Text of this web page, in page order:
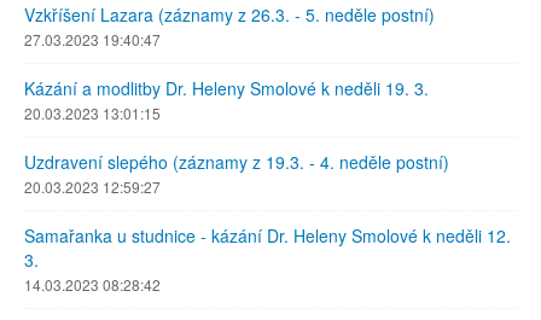
Vzkříšení Lazara (záznamy z 26.3. - 5. neděle postní)
27.03.2023 19:40:47
Kázání a modlitby Dr. Heleny Smolové k neděli 19. 3.
20.03.2023 13:01:15
Uzdravení slepého (záznamy z 19.3. - 4. neděle postní)
20.03.2023 12:59:27
Samařanka u studnice - kázání Dr. Heleny Smolové k neděli 12.
3.
14.03.2023 08:28:42